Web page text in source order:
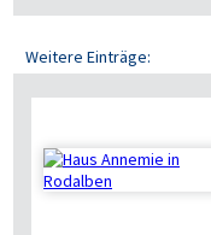
Weitere Einträge: